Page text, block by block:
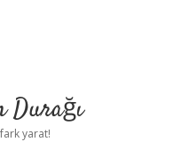
Durağı
yarat!